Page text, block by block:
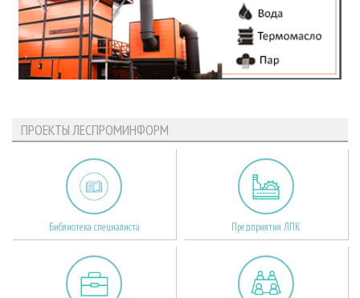
ПРОЕКТЫ ЛЕСПРОМИНФОРМ
Библиотека специалиста Предприятия ЛПК